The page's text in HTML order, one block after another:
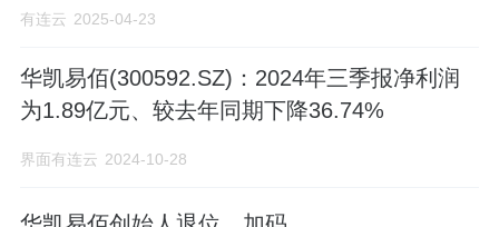
有连云 2025-04-23
华凯易佰(300592.SZ)：2024年三季报净利润
为1.89亿元、较去年同期下降36.74%
界面有连云 2024-10-28